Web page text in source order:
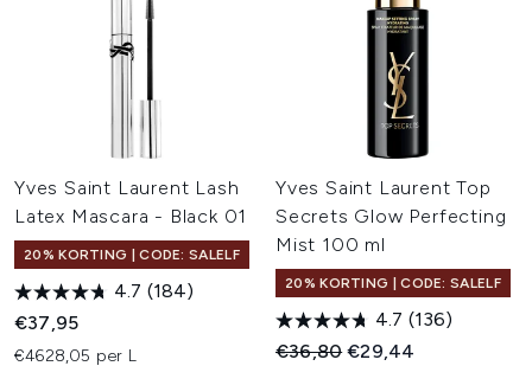
Yves Saint Laurent Lash
Latex Mascara - Black 01
20% KORTING | CODE: SALELF
4.7 (184)
€37,95
€4628,05 per L
Yves Saint Laurent Top
Secrets Glow Perfecting
Mist 100 ml
20% KORTING | CODE: SALELF
4.7 (136)
Recommended Retail Price:
€36,80Huidige prijs:
€29,44